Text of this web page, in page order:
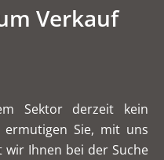
Verkauf
Sektor derzeit kein
Sie, mit uns
Ihnen bei der Suche